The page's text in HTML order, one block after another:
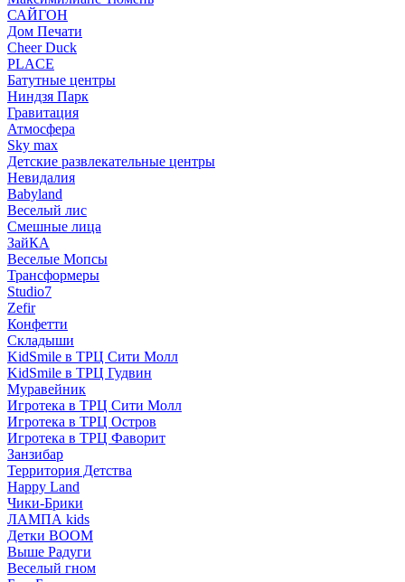
САЙГОН
Дом Печати
Cheer Duck
PLACE
Батутные центры
Ниндзя Парк
Гравитация
Атмосфера
Sky max
Детские развлекательные центры
Невидалия
Babyland
Веселый лис
Смешные лица
ЗайКА
Веселые Мопсы
Трансформеры
Studio7
Zefir
Конфетти
Складыши
KidSmile в ТРЦ Сити Молл
KidSmile в ТРЦ Гудвин
Муравейник
Игротека в ТРЦ Сити Молл
Игротека в ТРЦ Остров
Игротека в ТРЦ Фаворит
Занзибар
Территория Детства
Happy Land
Чики-Брики
ЛАМПА kids
Детки BOOM
Выше Радуги
Веселый гном